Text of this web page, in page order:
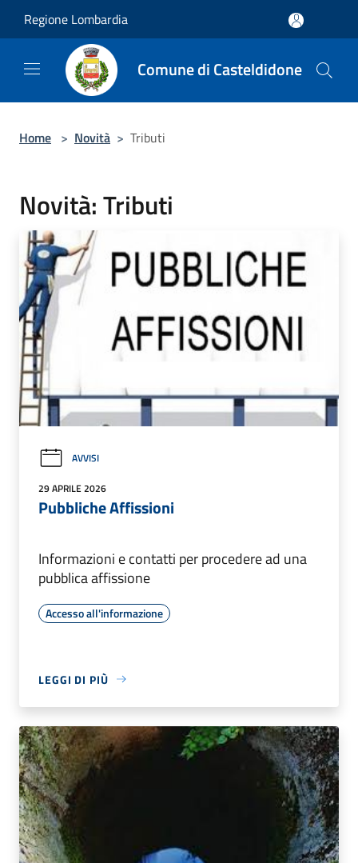
Regione Lombardia
Comune di Casteldidone
Home > Novità > Tributi
Novità: Tributi
AVVISI
29 APRILE 2026
Pubbliche Affissioni
Informazioni e contatti per procedere ad una
pubblica affissione
Accesso all'informazione
LEGGI DI PIÙ